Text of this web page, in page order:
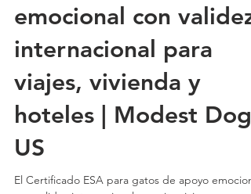
gatos de apoyo
emocional con validez
internacional para
viajes, vivienda y
hoteles | Modest Dog
US